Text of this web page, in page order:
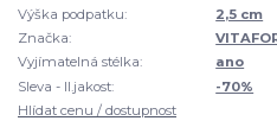
Výška podpatku:
2,5 cm
Značka:
Vyjímatelná stélka:
ano
Sleva - II.jakost:
-70%
Hlídat cenu / dostupnost